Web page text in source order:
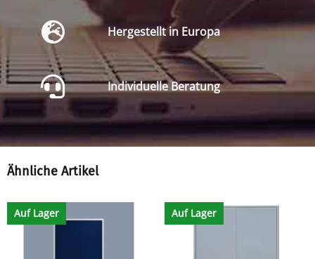
Hergestellt in Europa
Individuelle Beratung
Ähnliche Artikel
Auf Lager Auf Lager